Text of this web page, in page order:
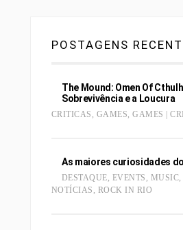
POSTAGENS
The Mound: Omen Of
Sobrevivência e a Loucura
CRITICAS , GAMES,GAMES |
As maiores curiosidades
DESTAQUE, EVENTS , MUSIC
NOTÍCIAS , ROCK IN RIO